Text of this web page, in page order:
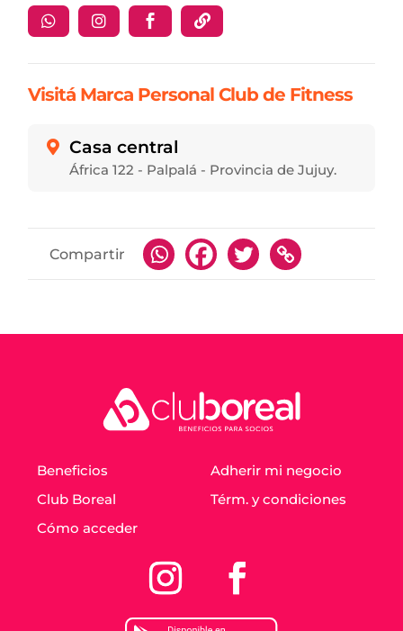
   
Visitá Marca Personal Club de Fitness
 Casa central
África 122 - Palpalá - Provincia de Jujuy.
Compartir
Beneficios
Club Boreal
Cómo acceder
Adherir mi negocio
Térm. y condiciones